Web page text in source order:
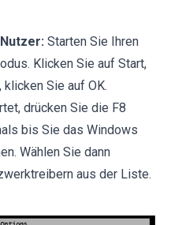
Starten Sie Ihren
Klicken Sie auf Start,
Sie auf OK.
drücken Sie die F8
bis Sie das Windows
Wählen Sie dann
aus der Liste.